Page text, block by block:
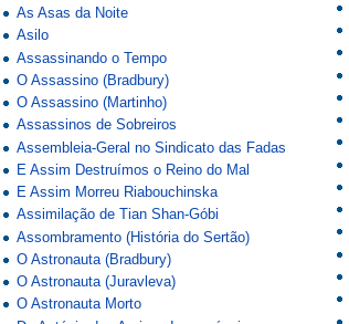
As Asas da Noite
Asilo
Assassinando o Tempo
O Assassino (Bradbury)
O Assassino (Martinho)
Assassinos de Sobreiros
Assembleia-Geral no Sindicato das Fadas
E Assim Destruímos o Reino do Mal
E Assim Morreu Riabouchinska
Assimilação de Tian Shan-Góbi
Assombramento (História do Sertão)
O Astronauta (Bradbury)
O Astronauta (Juravleva)
O Astronauta Morto